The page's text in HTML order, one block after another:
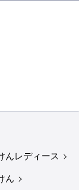
んレディース
ん